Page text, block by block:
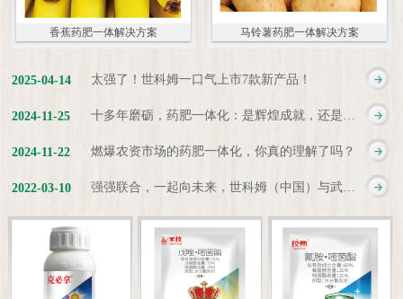
香蕉药肥一体解决方案 马铃薯药肥一体解决方案
太强了！世科姆一口气上市7款新产品！
2025-04-14
十多年磨砺，药肥一体化：是辉煌成就，还是新起点？
2024-11-25
燃爆农资市场的药肥一体化，你真的理解了吗？
2024-11-22
强强联合，一起向未来，世科姆（中国）与武汉科诺达成战略合作协议
2022-03-10